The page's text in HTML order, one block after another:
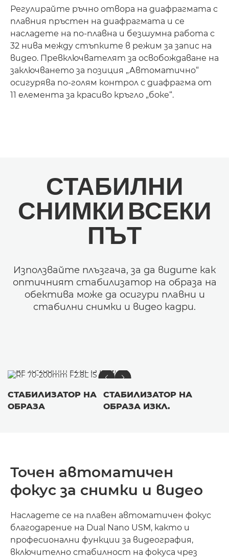
Регулирайте ръчно отвора на диафрагмата с
плавния пръстен на диафрагмата и се
насладете на по-плавна и безшумна работа с
32 нива между стъпките в режим за запис на
видео. Превключвателят за освобождаване на
заключването за позиция „Автоматично“
осигурява по-голям контрол с диафрагма от
11 елемента за красиво кръгло „боке“.
СТАБИЛНИ
СНИМКИ ВСЕКИ
ПЪТ
Използвайте плъзгача, за да видите как
оптичният стабилизатор на образа на
обектива може да осигури плавни и
стабилни снимки и видео кадри.
СТАБИЛИЗАТОР НА
ОБРАЗА
СТАБИЛИЗАТОР НА
ОБРАЗА ИЗКЛ.
Точен автоматичен
фокус за снимки и видео
Насладете се на плавен автоматичен фокус
благодарение на Dual Nano USM, както и
професионални функции за видеография,
включително стабилност на фокуса чрез